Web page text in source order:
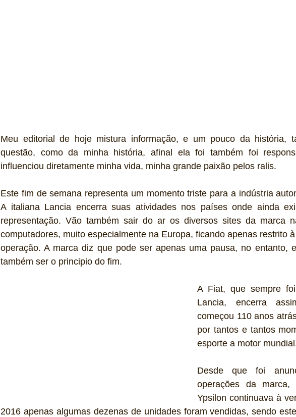
Meu editorial de hoje mistura informação, e um pouco da história,
questão, como da minha história, afinal ela foi também foi
influenciou diretamente minha vida, minha grande paixão pelos ralis.
Este fim de semana representa um momento triste para a indústria
A italiana Lancia encerra suas atividades nos países onde ainda
representação. Vão também sair do ar os diversos sites da marca
computadores, muito especialmente na Europa, ficando apenas restrito
operação. A marca diz que pode ser apenas uma pausa, no entanto,
também ser o principio do fim.
A Fiat, que sempre
Lancia, encerra
começou 110 anos
por tantos e tantos
esporte a motor
Desde que foi
operações da
Ypsilon continuava à
2016 apenas algumas dezenas de unidades foram vendidas, sendo